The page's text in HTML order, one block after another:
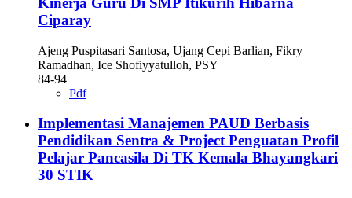
Ciparay
Ajeng Puspitasari Santosa, Ujang Cepi Barlian, Fikry
Ramadhan, Ice Shofiyyatulloh, PSY
84-94
Pdf
Implementasi Manajemen PAUD Berbasis
Pendidikan Sentra & Project Penguatan Profil
Pelajar Pancasila Di TK Kemala Bhayangkari
30 STIK